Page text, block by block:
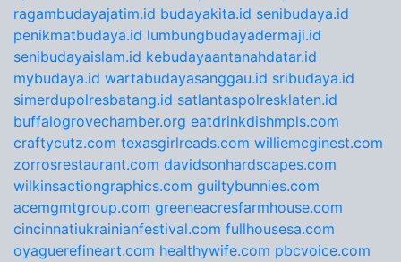
ragambudayajatim.id budayakita.id senibudaya.id
penikmatbudaya.id lumbungbudayadermaji.id
senibudayaislam.id kebudayaantanahdatar.id
mybudaya.id wartabudayasanggau.id sribudaya.id
simerdupolresbatang.id satlantaspolresklaten.id
buffalogrovechamber.org eatdrinkdishmpls.com
craftycutz.com texasgirlreads.com williemcginest.com
zorrosrestaurant.com davidsonhardscapes.com
wilkinsactiongraphics.com guiltybunnies.com
acemgmtgroup.com greeneacresfarmhouse.com
cincinnatiukrainianfestival.com fullhousesa.com
oyaguerefineart.com healthywife.com pbcvoice.com